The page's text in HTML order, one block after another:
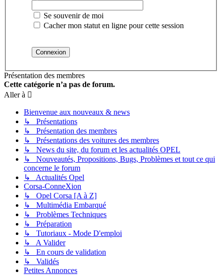
Se souvenir de moi
Cacher mon statut en ligne pour cette session
Présentation des membres
Cette catégorie n’a pas de forum.
Aller à
Bienvenue aux nouveaux & news
↳ Présentations
↳ Présentation des membres
↳ Présentations des voitures des membres
↳ News du site, du forum et les actualités OPEL
↳ Nouveautés, Propositions, Bugs, Problèmes et tout ce qui
concerne le forum
↳ Actualités Opel
Corsa-ConneXion
↳ Opel Corsa [A à Z]
↳ Multimédia Embarqué
↳ Problèmes Techniques
↳ Préparation
↳ Tutoriaux - Mode D'emploi
↳ A Valider
↳ En cours de validation
↳ Validés
Petites Annonces